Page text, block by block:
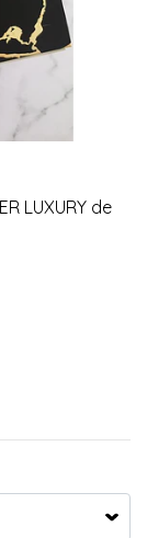
LUXURY de